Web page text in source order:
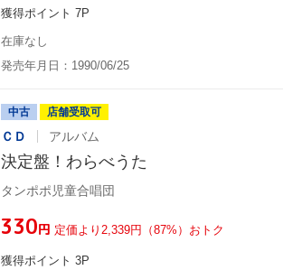
獲得ポイント 7P
在庫なし
発売年月日：1990/06/25
中古 店舗受取可
ＣＤ アルバム
決定盤！わらべうた
タンポポ児童合唱団
¥330円 定価より2,339円（87%）おトク
獲得ポイント 3P